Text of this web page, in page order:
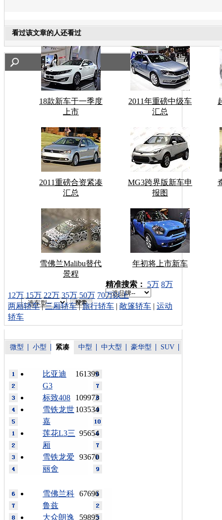
看过该文章的人还看过
18款新车于一季度
上市
2011年重磅中级车
汇总
2011重磅合资紧凑
汇总
MG3跨界版新车申
报图
雪佛兰Malibu替代
景程
年初将上市新车
车型搜索：
精准搜索： 5万 8万
12万 15万 22万 35万 50万 70万以上
两厢轿车|三厢轿车|旅行轿车 | 敞篷轿车 | 运动
轿车
微型 小型 紧凑 中型 中大型 豪华型 SUV
161399
比亚迪
G3
109973
标致408
103534
雪铁龙世
嘉
95654
莲花L3三
厢
93670
雪铁龙爱
丽舍
67696
雪佛兰科
鲁兹
59895
大众朗逸